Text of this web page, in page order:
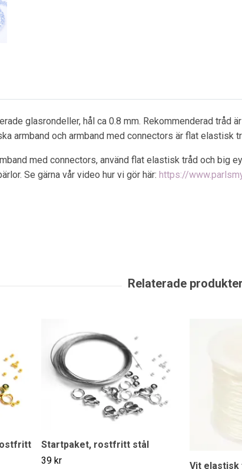
glasrondeller, hål ca 0.8 mm. Rekommenderad tråd
armband och armband med connectors är flat elastisk
med connectors, använd flat elastisk tråd och big
Se gärna vår video hur vi gör här: https://
Startpaket, rostfritt stål
39 kr
Vit elastisk